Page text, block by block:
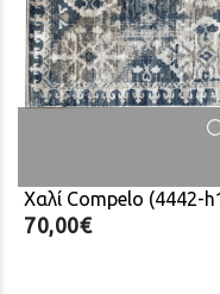
Χαλί Compelo (4442-
70,00€